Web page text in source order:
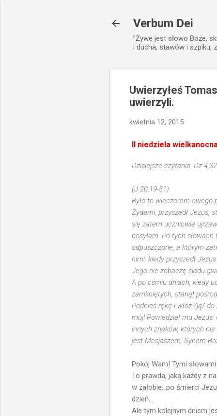
Verbum Dei
”Żywe jest słowo Boże,
i ducha, stawów i szpiku,
Uwierzyłeś
uwierzyli.
kwietnia 12, 2015
II niedziela
Dzisiejsze czytania: Dz
(J 20,19-31)
Było to wieczorem owego
Żydami, przyszedł Jezus,
się zatem uczniowie
posyłam. Po tych
odpuszczone, a którym
nimi, kiedy przyszedł
Jego nie zobaczę śladu
A po ośmiu dniach, kiedy
zamkniętych, stanął
Podnieś rękę i włóż /ją/
mój! Powiedział mu Jezus:
innych znaków, których
jest Mesjaszem, Synem
Pokój Wam! Tymi
To prawda, jaką każdy z
w żałobie...po śmierci
dzień...
Ale tym kolejnym dniem